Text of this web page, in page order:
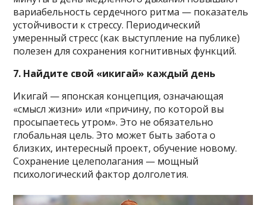
вариабельность сердечного ритма — показатель
устойчивости к стрессу. Периодический
умеренный стресс (как выступление на публике)
полезен для сохранения когнитивных функций.
7. Найдите свой «икигай» каждый день
Икигай — японская концепция, означающая
«смысл жизни» или «причину, по которой вы
просыпаетесь утром». Это не обязательно
глобальная цель. Это может быть забота о
близких, интересный проект, обучение новому.
Сохранение целеполагания — мощный
психологический фактор долголетия.